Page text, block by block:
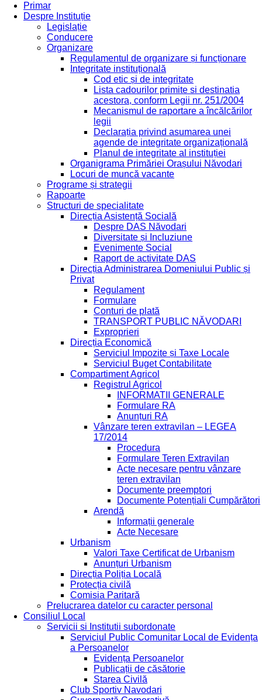
Primar
Despre Instituție
Legislație
Conducere
Organizare
Regulamentul de organizare și funcționare
Integritate instituțională
Cod etic și de integritate
Lista cadourilor primite si destinatia
acestora, conform Legii nr. 251/2004
Mecanismul de raportare a încălcărilor
legii
Declarația privind asumarea unei
agende de integritate organizațională
Planul de integritate al instituției
Organigrama Primăriei Orașului Năvodari
Locuri de muncă vacante
Programe și strategii
Rapoarte
Structuri de specialitate
Direcția Asistență Socială
Despre DAS Năvodari
Diversitate și Incluziune
Evenimente Social
Raport de activitate DAS
Direcția Administrarea Domeniului Public și
Privat
Regulament
Formulare
Conturi de plată
TRANSPORT PUBLIC NĂVODARI
Exproprieri
Direcția Economică
Serviciul Impozite și Taxe Locale
Serviciul Buget Contabilitate
Compartiment Agricol
Registrul Agricol
INFORMATII GENERALE
Formulare RA
Anunțuri RA
Vânzare teren extravilan – LEGEA
17/2014
Procedura
Formulare Teren Extravilan
Acte necesare pentru vânzare
teren extravilan
Documente preemptori
Documente Potențiali Cumpărători
Arendă
Informații generale
Acte Necesare
Urbanism
Valori Taxe Certificat de Urbanism
Anunțuri Urbanism
Direcția Poliția Locală
Protecția civilă
Comisia Paritară
Prelucrarea datelor cu caracter personal
Consiliul Local
Servicii si Institutii subordonate
Serviciul Public Comunitar Local de Evidența
a Persoanelor
Evidența Persoanelor
Publicații de căsătorie
Starea Civilă
Club Sportiv Navodari